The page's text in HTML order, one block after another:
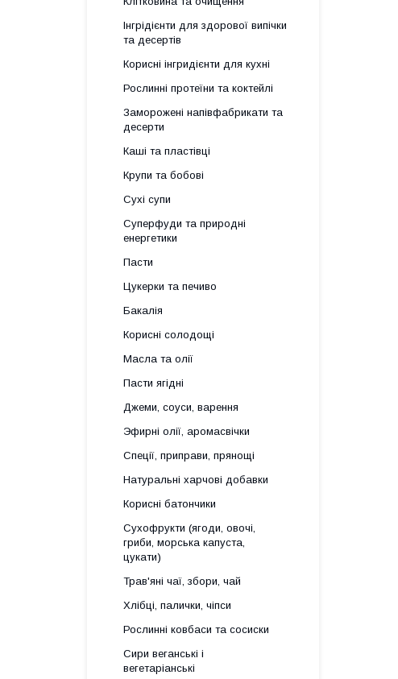
Інгрідієнти для здорової випічки
та десертів
Корисні інгридієнти для кухні
Рослинні протеїни та коктейлі
Заморожені напівфабрикати та
десерти
Каші та пластівці
Крупи та бобові
Сухі супи
Суперфуди та природні
енергетики
Пасти
Цукерки та печиво
Бакалія
Корисні солодощі
Масла та олії
Пасти ягідні
Джеми, соуси, варення
Эфирні олії, аромасвічки
Спеції, приправи, прянощі
Натуральні харчові добавки
Корисні батончики
Сухофрукти (ягоди, овочі,
гриби, морська капуста,
цукати)
Трав'яні чаї, збори, чай
Хлібці, палички, чіпси
Рослинні ковбаси та сосиски
Сири веганські і
вегетаріанські